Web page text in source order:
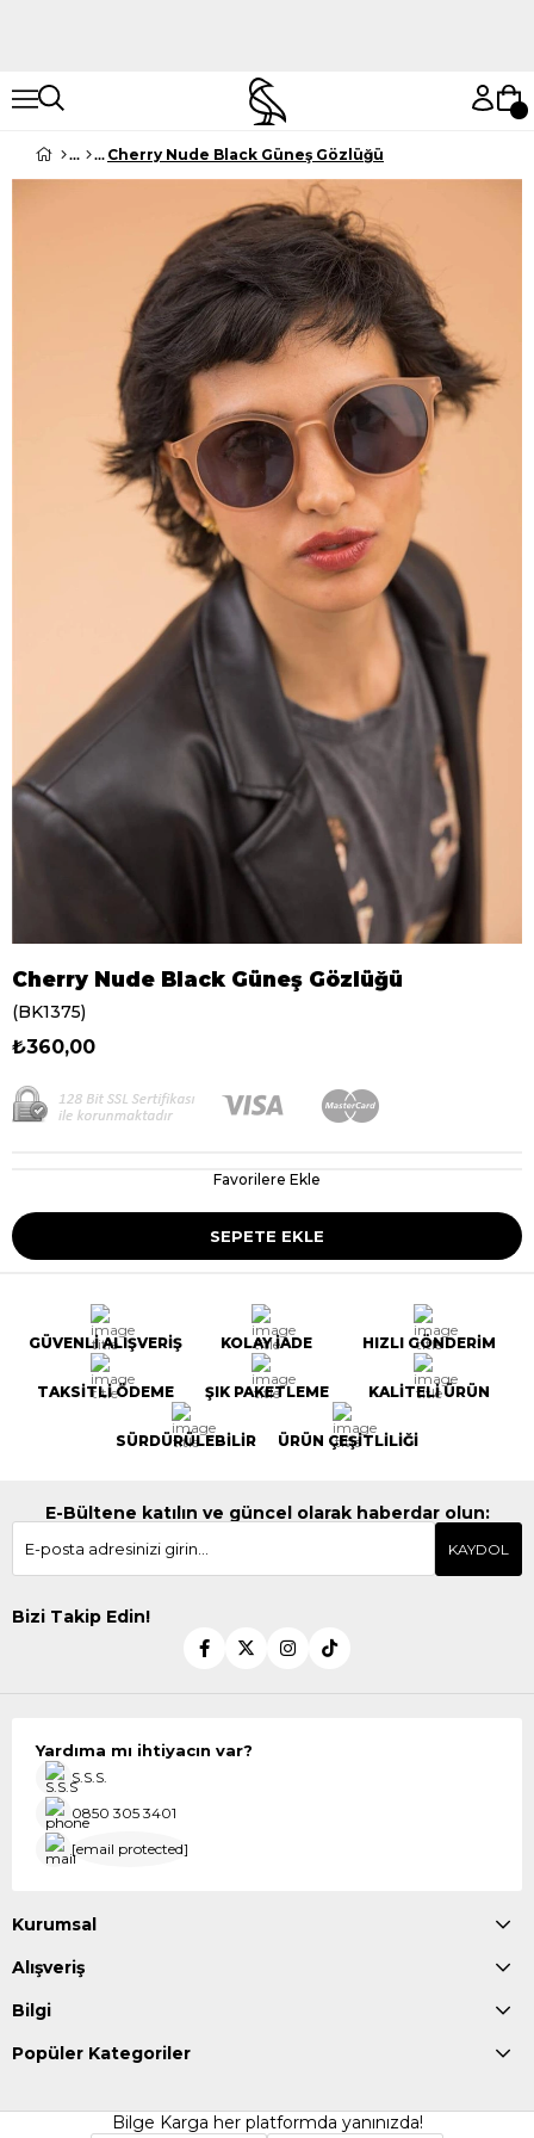
Cherry Nude Black Güneş Gözlüğü
Cherry Nude Black Güneş Gözlüğü
(BK1375)
₺360,00
Favorilere Ekle
GÜVENLİ ALIŞVERİŞ KOLAY İADE HIZLI GÖNDERİM
TAKSİTLİ ÖDEME ŞIK PAKETLEME KALİTELİ ÜRÜN
SÜRDÜRÜLEBİLİR ÜRÜN ÇEŞİTLİLİĞİ
E-Bültene katılın ve güncel olarak haberdar olun:
KAYDOL
Bizi Takip Edin!
Yardıma mı ihtiyacın var?
S.S.S.
0850 305 3401
[email protected]
Kurumsal
Alışveriş
Bilgi
Popüler Kategoriler
Bilge Karga her platformda yanınızda!